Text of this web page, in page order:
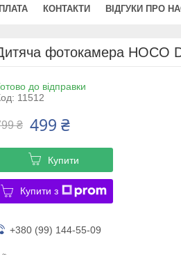
КОНТАКТИ ВІДГУКИ ПРО
фотокамера HOCO
до відправки
11512
₴ 499 ₴
Купити
Купити з
+380 (99) 144-55-09